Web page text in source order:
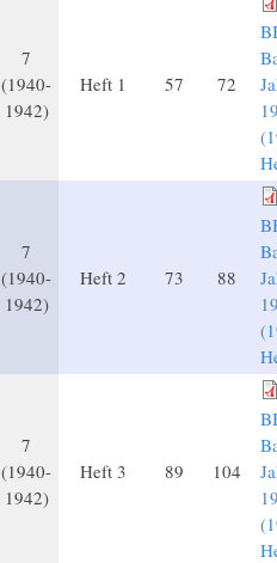
7
(1940-
1942)
Heft 1 57 72
7
(1940-
1942)
Heft 2 73 88
7
(1940-
1942)
Heft 3 89 104